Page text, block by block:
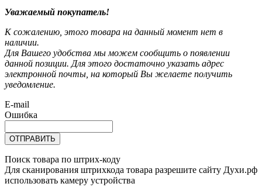
Уважаемый покупатель!
К сожалению, этого товара на данный момент нет в
наличии.
Для Вашего удобства мы можем сообщить о появлении
данной позиции. Для этого достаточно указать адрес
электронной почты, на который Вы желаете получить
уведомление.
E-mail
Ошибка
ОТПРАВИТЬ
Поиск товара по штрих-коду
Для сканирования штрихкода товара разрешите сайту Духи.рф
использовать камеру устройства